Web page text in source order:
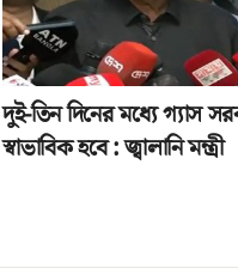
দুই-তিন দিনের মধ্যে গ্যাস
স্বাভাবিক হবে : জ্বালানি মন্ত্রী